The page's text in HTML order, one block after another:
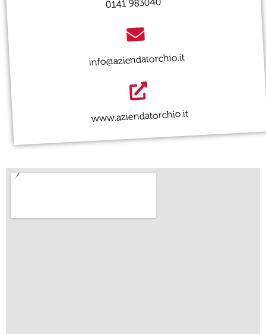
0141 983040
info@aziendatorchio.it
www.aziendatorchio.it